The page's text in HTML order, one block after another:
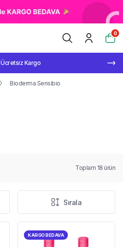
0
Ücretsiz Kargo
Bioderma Sensibio
Toplam 18 ürün
Sırala
KARGO BEDAVA